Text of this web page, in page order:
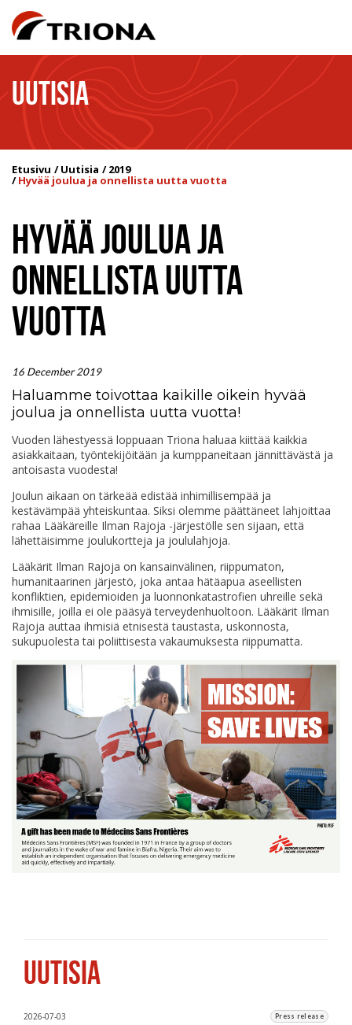
UUTISIA
Etusivu Uutisia 2019
Hyvää joulua ja onnellista uutta vuotta
HYVÄÄ JOULUA JA
ONNELLISTA UUTTA
VUOTTA
16 December 2019
Haluamme toivottaa kaikille oikein hyvää
joulua ja onnellista uutta vuotta!
Vuoden lähestyessä loppuaan Triona haluaa kiittää kaikkia
asiakkaitaan, työntekijöitään ja kumppaneitaan jännittävästä ja
antoisasta vuodesta!
Joulun aikaan on tärkeää edistää inhimillisempää ja
kestävämpää yhteiskuntaa. Siksi olemme päättäneet lahjoittaa
rahaa Lääkäreille Ilman Rajoja -järjestölle sen sijaan, että
lähettäisimme joulukortteja ja joululahjoja.
Lääkärit Ilman Rajoja on kansainvälinen, riippumaton,
humanitaarinen järjestö, joka antaa hätäapua aseellisten
konfliktien, epidemioiden ja luonnonkatastrofien uhreille sekä
ihmisille, joilla ei ole pääsyä terveydenhuoltoon. Lääkärit Ilman
Rajoja auttaa ihmisiä etnisestä taustasta, uskonnosta,
sukupuolesta tai poliittisesta vakaumuksesta riippumatta.
UUTISIA
2026-07-03 Press release